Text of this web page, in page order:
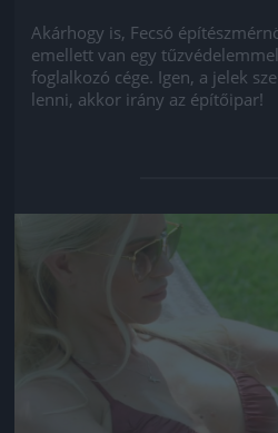
Akárhogy is, Fecsó
emellett van egy
foglalkozó cége. Igen, a jelek
lenni, akkor irány az építőipar!
Jön még